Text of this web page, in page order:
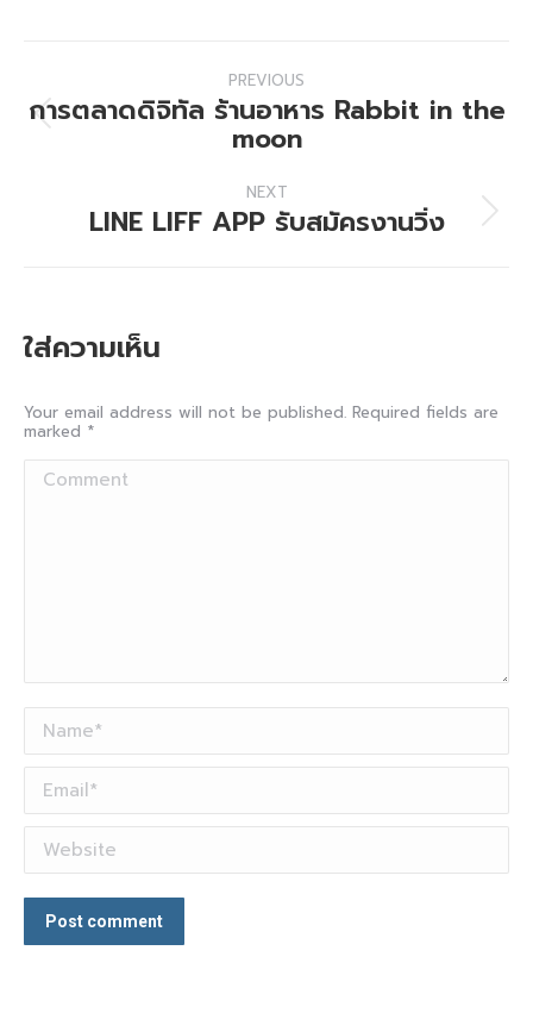
navigation
PREVIOUS
Previous
project:
การตลาดดิจิทัล ร้านอาหาร Rabbit in the
moon
NEXT
Next
LINE LIFF APP รับสมัครงานวิ่ง
ใส่ความเห็น
Your email address will not be published. Required fields are
marked *
Comment
Name *
Email *
Website
Post comment